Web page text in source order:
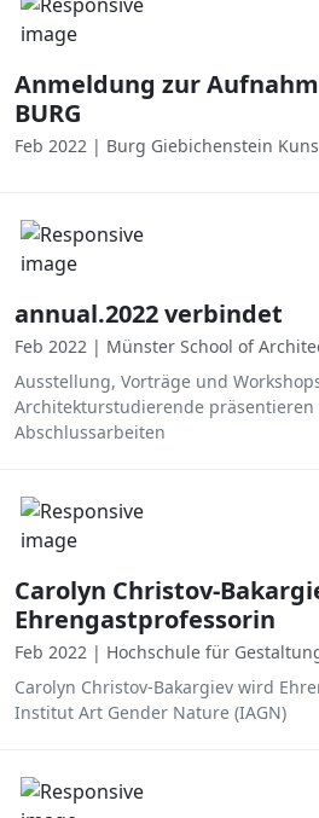
Anmeldung zur
BURG
Feb 2022 | Burg Giebichenstein
annual.2022 verbindet
Feb 2022 | Münster School of
Ausstellung, Vorträge und
Architekturstudierende präsentieren
Abschlussarbeiten
Carolyn Christov-
Ehrengastprofessorin
Feb 2022 | Hochschule für
Carolyn Christov-Bakargiev wird
Institut Art Gender Nature (IAGN)